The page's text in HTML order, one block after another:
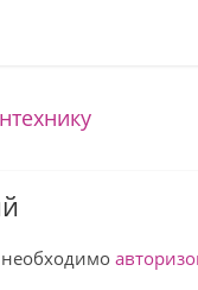
необходимо